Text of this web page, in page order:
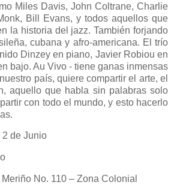
Miles Davis, John Coltrane, Charlie
Bill Evans, y todos aquellos que
la historia del jazz. También forjando
cubana y afro-americana. El trío
Dinzey en piano, Javier Robiou en
bajo. Au Vivo - tiene ganas inmensas
país, quiere compartir el arte, el
aquello que habla sin palabras solo
con todo el mundo, y esto hacerlo
2 de Junio
No. 110 – Zona Colonial